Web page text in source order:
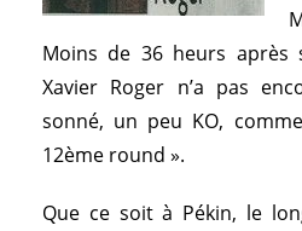
Moins de 36 heurs après
Xavier Roger n’a pas
sonné, un peu KO,
12ème round ».
Que ce soit à Pékin, le